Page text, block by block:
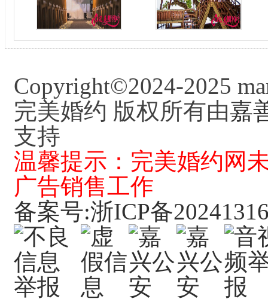
情
Copyright©2024-2025
完美婚约 版权所有由嘉
支持
温馨提示：完美婚约网
广告销售工作
备案号:浙ICP备